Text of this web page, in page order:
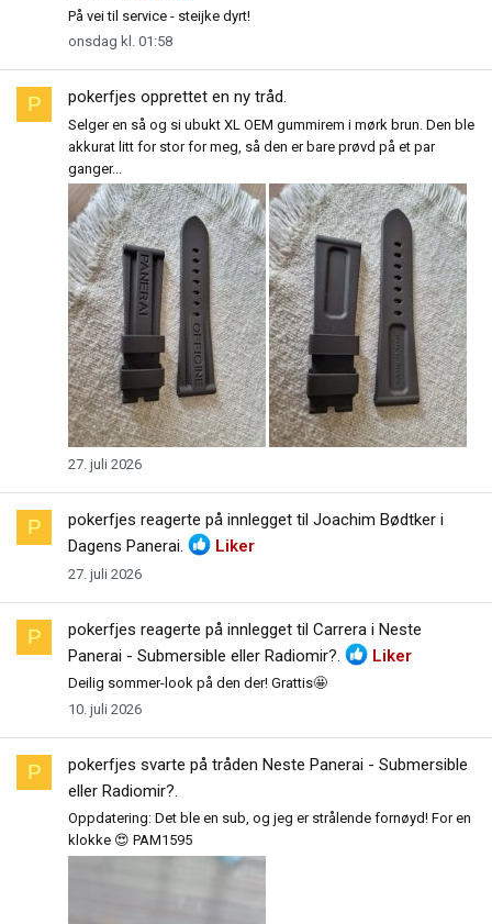
På vei til service - steijke dyrt!
onsdag kl. 01:58
P pokerfjes opprettet en ny tråd.
Selger en så og si ubukt XL OEM gummirem i mørk brun. Den ble
akkurat litt for stor for meg, så den er bare prøvd på et par
ganger...
27. juli 2026
P pokerfjes reagerte på innlegget til Joachim Bødtker i
Dagens Panerai. Liker
27. juli 2026
P pokerfjes reagerte på innlegget til Carrera i Neste
Panerai - Submersible eller Radiomir?. Liker
Deilig sommer-look på den der! Grattis🤩
10. juli 2026
P pokerfjes svarte på tråden Neste Panerai - Submersible
eller Radiomir?.
Oppdatering: Det ble en sub, og jeg er strålende fornøyd! For en
klokke 😍 PAM1595